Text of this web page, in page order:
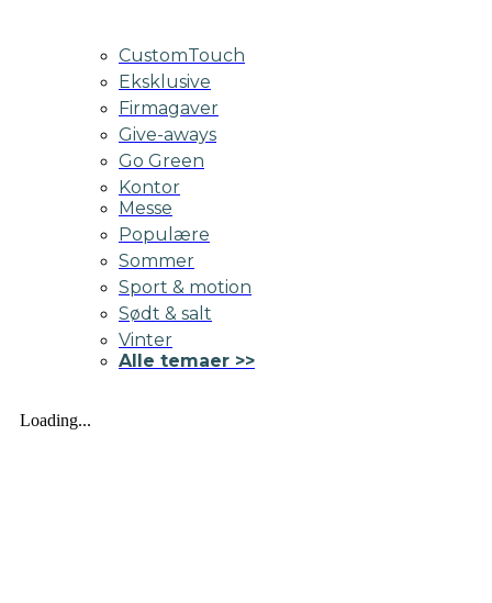
CustomTouch
Eksklusive
Firmagaver
Give-aways
Go Green
Kontor
Messe
Populære
Sommer
Sport & motion
Sødt & salt
Vinter
Alle temaer >>
Loading...